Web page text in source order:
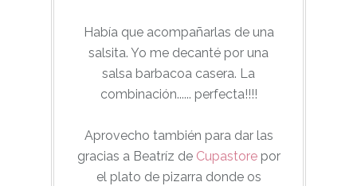
Había que acompañarlas de una
salsita. Yo me decanté por una
salsa barbacoa casera. La
combinación...... perfecta!!!!
Aprovecho también para dar las
gracias a Beatríz de Cupastorepor
el plato de pizarra donde os